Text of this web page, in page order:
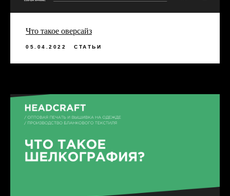
Что такое оверсайз
05.04.2022 СТАТЬИ
+7